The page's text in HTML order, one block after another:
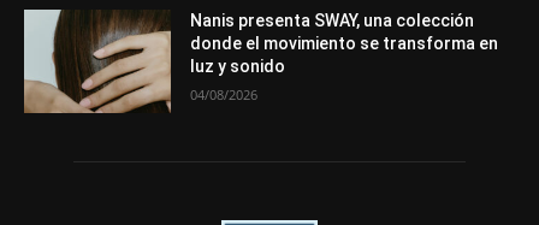
Nanis presenta SWAY, una colección
donde el movimiento se transforma en
luz y sonido
04/08/2026